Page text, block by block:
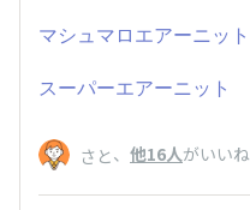
マシュマロエアーニット
スーパーエアーニット
さと、 他16人がいいね